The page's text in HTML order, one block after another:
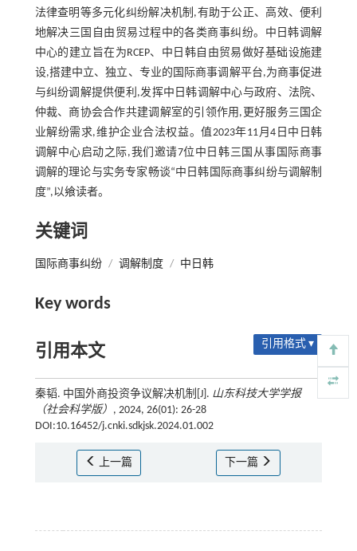
法律查明等多元化纠纷解决机制,有助于公正、高效、便利
地解决三国自由贸易过程中的各类商事纠纷。中日韩调解
中心的建立旨在为RCEP、中日韩自由贸易做好基础设施建
设,搭建中立、独立、专业的国际商事调解平台,为商事促进
与纠纷调解提供便利,发挥中日韩调解中心与政府、法院、
仲裁、商协会合作共建调解室的引领作用,更好服务三国企
业解纷需求,维护企业合法权益。值2023年11月4日中日韩
调解中心启动之际,我们邀请7位中日韩三国从事国际商事
调解的理论与实务专家畅谈“中日韩国际商事纠纷与调解制
度”,以飨读者。
关键词
国际商事纠纷 / 调解制度 / 中日韩
Key words
引用本文 引用格式 ▾
秦韬. 中国外商投资争议解决机制[J]. 山东科技大学学报
（社会科学版） , 2024, 26(01): 26-28
DOI:10.16452/j.cnki.sdkjsk.2024.01.002
上一篇 下一篇